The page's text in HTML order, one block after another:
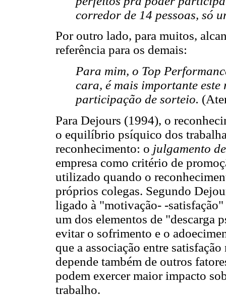
corredor de 14 pessoas, só
Por outro lado, para muitos,
referência para os demais:
Para mim, o Top
cara, é mais importante
participação de sorteio.
Para Dejours (1994), o
o equilíbrio psíquico dos
reconhecimento: o julgamento
empresa como critério de
utilizado quando o
próprios colegas. Segundo
ligado à "motivação- -
um dos elementos de "descarga
evitar o sofrimento e o
que a associação entre
depende também de outros
podem exercer maior impacto
trabalho.